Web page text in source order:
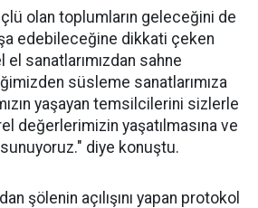
olan toplumların geleceğini de
edebileceğine dikkati çeken
el sanatlarımızdan sahne
süsleme sanatlarımıza
yaşayan temsilcilerini sizlerle
değerlerimizin yaşatılmasına ve
sunuyoruz." diye konuştu.
şölenin açılışını yapan protokol